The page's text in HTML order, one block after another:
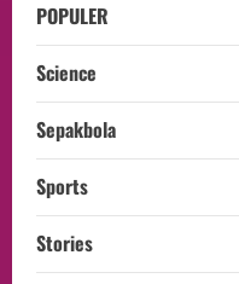
POPULER
Science
Sepakbola
Sports
Stories